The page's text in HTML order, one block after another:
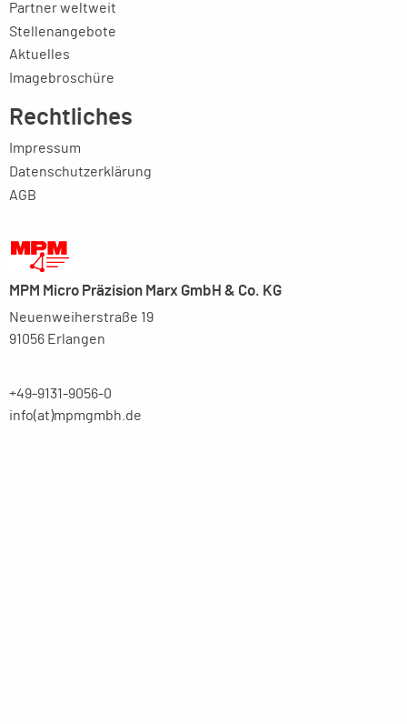
Partner weltweit
Stellenangebote
Aktuelles
Imagebroschüre
Rechtliches
Impressum
Datenschutzerklärung
AGB
MPM Micro Präzision Marx GmbH & Co. KG
Neuenweiherstraße 19
91056 Erlangen
+49-9131-9056-0
info(at)mpmgmbh.de